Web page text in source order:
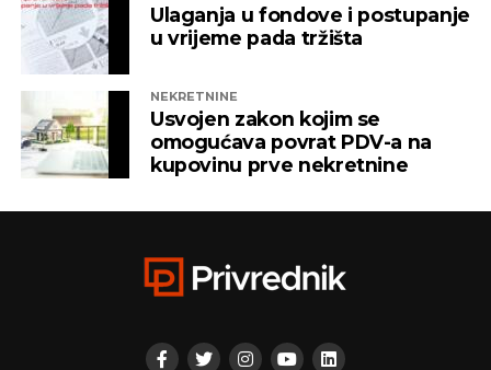
Ulaganja u fondove i postupanje
u vrijeme pada tržišta
NEKRETNINE
Usvojen zakon kojim se
omogućava povrat PDV-a na
kupovinu prve nekretnine